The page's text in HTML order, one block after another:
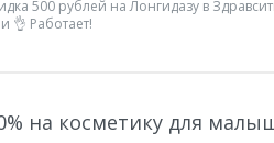
500 рублей на Лонгидазу в
👌 Работает!
на косметику для